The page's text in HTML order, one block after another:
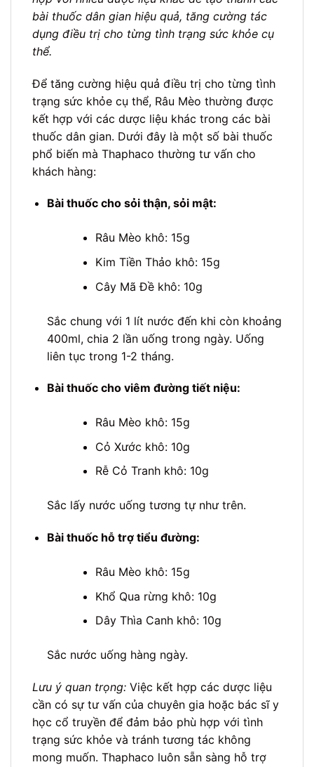
bài thuốc dân gian hiệu quả, tăng cường tác
dụng điều trị cho từng tình trạng sức khỏe cụ
thể.
Để tăng cường hiệu quả điều trị cho từng tình
trạng sức khỏe cụ thể, Râu Mèo thường được
kết hợp với các dược liệu khác trong các bài
thuốc dân gian. Dưới đây là một số bài thuốc
phổ biến mà Thaphaco thường tư vấn cho
khách hàng:
Bài thuốc cho sỏi thận, sỏi mật:
Râu Mèo khô: 15g
Kim Tiền Thảo khô: 15g
Cây Mã Đề khô: 10g
Sắc chung với 1 lít nước đến khi còn khoảng
400ml, chia 2 lần uống trong ngày. Uống
liên tục trong 1-2 tháng.
Bài thuốc cho viêm đường tiết niệu:
Râu Mèo khô: 15g
Cỏ Xước khô: 10g
Rễ Cỏ Tranh khô: 10g
Sắc lấy nước uống tương tự như trên.
Bài thuốc hỗ trợ tiểu đường:
Râu Mèo khô: 15g
Khổ Qua rừng khô: 10g
Dây Thìa Canh khô: 10g
Sắc nước uống hàng ngày.
Lưu ý quan trọng: Việc kết hợp các dược liệu
cần có sự tư vấn của chuyên gia hoặc bác sĩ y
học cổ truyền để đảm bảo phù hợp với tình
trạng sức khỏe và tránh tương tác không
mong muốn. Thaphaco luôn sẵn sàng hỗ trợ